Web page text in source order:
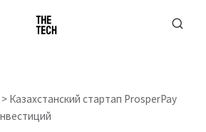
> Казахстанский стартап ProsperPay